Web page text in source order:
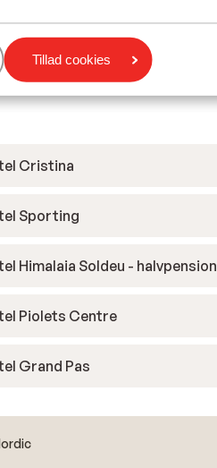
Tillad cookies
Cristina
Sporting
Himalaia Soldeu - halvpension
Piolets Centre
Grand Pas